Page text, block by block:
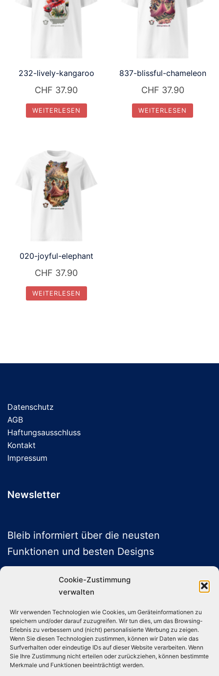
Cookie-Zustimmung
verwalten
Wir verwenden Technologien wie Cookies, um Geräteinformationen zu
speichern und/oder darauf zuzugreifen. Wir tun dies, um das Browsing-
Erlebnis zu verbessern und (nicht) personalisierte Werbung zu zeigen.
Wenn Sie diesen Technologien zustimmen, können wir Daten wie das
Surfverhalten oder eindeutige IDs auf dieser Website verarbeiten. Wenn
Sie Ihre Zustimmung nicht erteilen oder zurückziehen, können bestimmte
Merkmale und Funktionen beeinträchtigt werden.
232-lively-kangaroo
CHF 37.90
WEITERLESEN
837-blissful-chameleon
CHF 37.90
WEITERLESEN
020-joyful-elephant
CHF 37.90
WEITERLESEN
Datenschutz
AGB
Haftungsausschluss
Kontakt
Impressum
Newsletter
Bleib informiert über die neusten
Funktionen und besten Designs
ABONNIEREN
Folge uns auf Social Media